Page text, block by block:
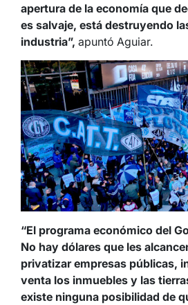
apertura de la economía que
es salvaje, está destruyendo
industria”, apuntó Aguiar.
“El programa económico del
No hay dólares que les
privatizar empresas públicas,
venta los inmuebles y las
existe ninguna posibilidad de